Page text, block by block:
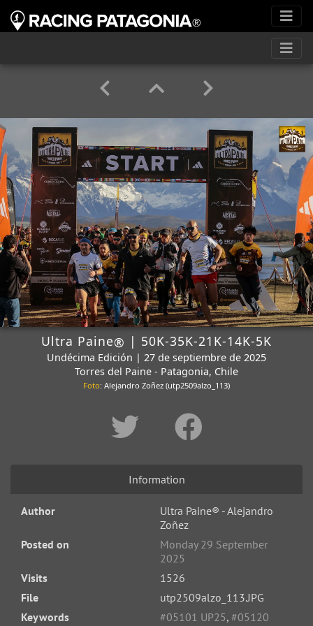
Ultra Paine® | 50K-35K-21K-14K-5K
Undécima Edición | 27 de septiembre de 2025
Torres del Paine - Patagonia, Chile
Foto: Alejandro Zoñez (utp2509alzo_113)
Information
Author
Ultra Paine® - Alejandro
Zoñez
Posted on
Monday 29 September
2025
Visits
1526
File
utp2509alzo_113.JPG
Keywords
#05101 UP25, #05120